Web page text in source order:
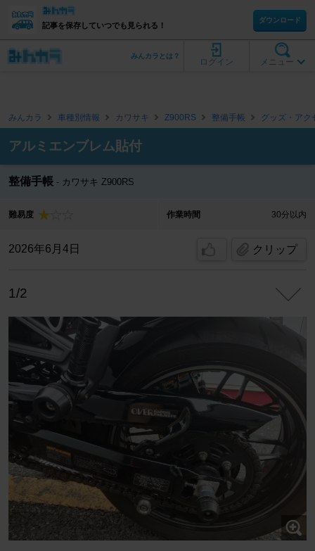
記事を保存していつでも見られる！
ダウンロード
メニュー
ログイン
みんカラとは？
みんカラ 車種別情報 カワサキ Z900RS 整備手帳 グッズ・アク
アルミエンブレム貼付
整備手帳 カワサキ Z900RS
難易度 作業時間 30分以内
2026年6月4日 クリップ
1/2